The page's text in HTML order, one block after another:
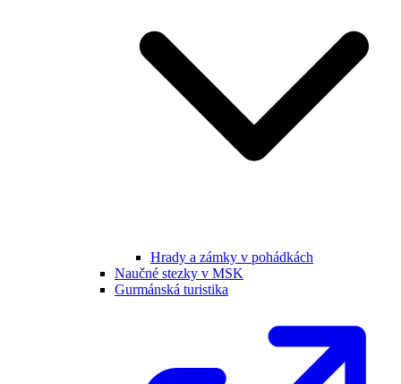
Hrady a zámky v pohádkách
Naučné stezky v MSK
Gurmánská turistika